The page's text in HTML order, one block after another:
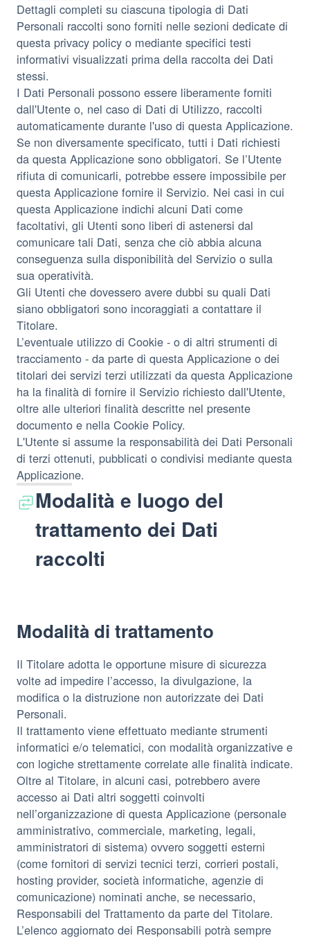
Dettagli completi su ciascuna tipologia di Dati
Personali raccolti sono forniti nelle sezioni dedicate di
questa privacy policy o mediante specifici testi
informativi visualizzati prima della raccolta dei Dati
stessi.
I Dati Personali possono essere liberamente forniti
dall'Utente o, nel caso di Dati di Utilizzo, raccolti
automaticamente durante l'uso di questa Applicazione.
Se non diversamente specificato, tutti i Dati richiesti
da questa Applicazione sono obbligatori. Se l’Utente
rifiuta di comunicarli, potrebbe essere impossibile per
questa Applicazione fornire il Servizio. Nei casi in cui
questa Applicazione indichi alcuni Dati come
facoltativi, gli Utenti sono liberi di astenersi dal
comunicare tali Dati, senza che ciò abbia alcuna
conseguenza sulla disponibilità del Servizio o sulla
sua operatività.
Gli Utenti che dovessero avere dubbi su quali Dati
siano obbligatori sono incoraggiati a contattare il
Titolare.
L’eventuale utilizzo di Cookie - o di altri strumenti di
tracciamento - da parte di questa Applicazione o dei
titolari dei servizi terzi utilizzati da questa Applicazione
ha la finalità di fornire il Servizio richiesto dall'Utente,
oltre alle ulteriori finalità descritte nel presente
documento e nella Cookie Policy.
L'Utente si assume la responsabilità dei Dati Personali
di terzi ottenuti, pubblicati o condivisi mediante questa
Applicazione.
Modalità e luogo del
trattamento dei Dati
raccolti
Modalità di trattamento
Il Titolare adotta le opportune misure di sicurezza
volte ad impedire l’accesso, la divulgazione, la
modifica o la distruzione non autorizzate dei Dati
Personali.
Il trattamento viene effettuato mediante strumenti
informatici e/o telematici, con modalità organizzative e
con logiche strettamente correlate alle finalità indicate.
Oltre al Titolare, in alcuni casi, potrebbero avere
accesso ai Dati altri soggetti coinvolti
nell’organizzazione di questa Applicazione (personale
amministrativo, commerciale, marketing, legali,
amministratori di sistema) ovvero soggetti esterni
(come fornitori di servizi tecnici terzi, corrieri postali,
hosting provider, società informatiche, agenzie di
comunicazione) nominati anche, se necessario,
Responsabili del Trattamento da parte del Titolare.
L’elenco aggiornato dei Responsabili potrà sempre